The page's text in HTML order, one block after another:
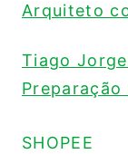
Arquiteto
Tiago
Preparação
SHOPEE